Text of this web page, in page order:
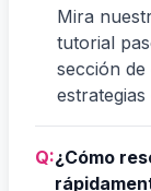
Mira
tutorial
sección
Q:¿Cómo